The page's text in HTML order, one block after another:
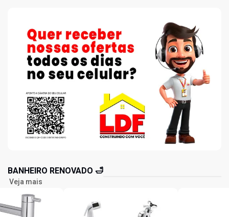
BANHEIRO RENOVADO 🛁
Veja mais